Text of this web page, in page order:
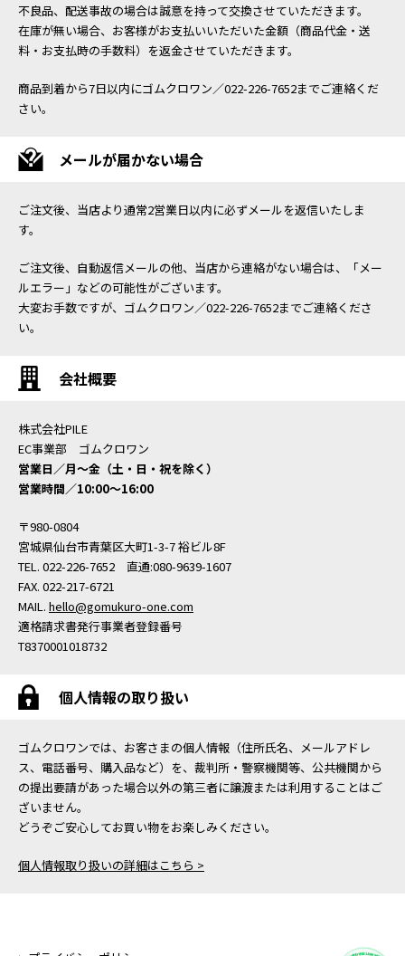
不良品、配送事故の場合は誠意を持って交換させていただきます。
在庫が無い場合、お客様がお支払いいただいた金額（商品代金・送
料・お支払時の手数料）を返金させていただきます。
商品到着から7日以内にゴムクロワン／022-226-7652までご連絡くだ
さい。
メールが届かない場合
ご注文後、当店より通常2営業日以内に必ずメールを返信いたしま
す。
ご注文後、自動返信メールの他、当店から連絡がない場合は、「メー
ルエラー」などの可能性がございます。
大変お手数ですが、ゴムクロワン／022-226-7652までご連絡くださ
い。
会社概要
株式会社PILE
EC事業部 ゴムクロワン
営業日／月〜金（土・日・祝を除く）
営業時間／10:00〜16:00
〒980-0804
宮城県仙台市青葉区大町1-3-7 裕ビル8F
TEL. 022-226-7652 直通:080-9639-1607
FAX. 022-217-6721
MAIL. hello@gomukuro-one.com
適格請求書発行事業者登録番号
T8370001018732
個人情報の取り扱い
ゴムクロワンでは、お客さまの個人情報（住所氏名、メールアドレ
ス、電話番号、購入品など）を、裁判所・警察機関等、公共機関から
の提出要請があった場合以外の第三者に譲渡または利用することはご
ざいません。
どうぞご安心してお買い物をお楽しみください。
個人情報取り扱いの詳細はこちら >